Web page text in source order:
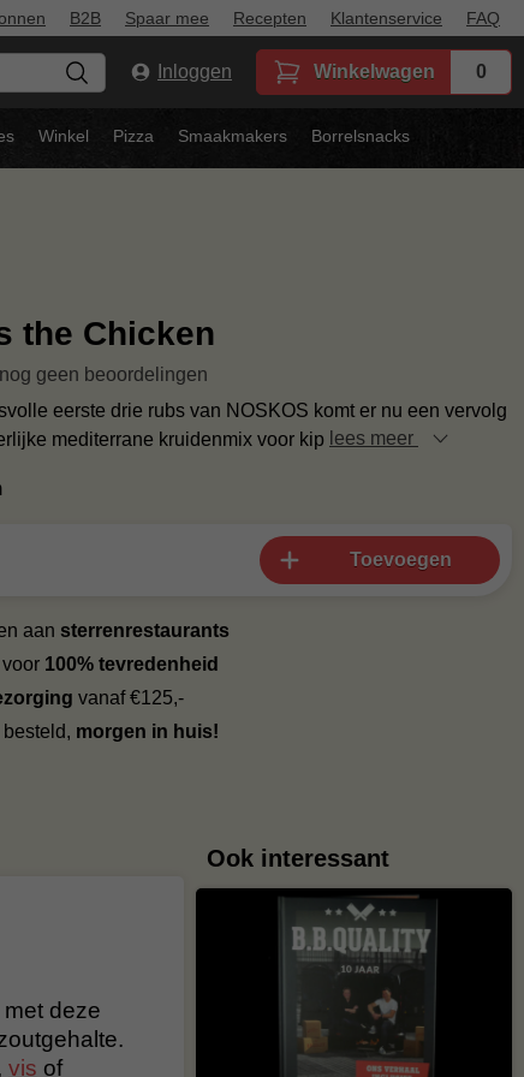
B2B Spaar mee Recepten Klantenservice FAQ
Inloggen Winkelwagen 0
Winkel Pizza Smaakmakers Borrelsnacks
the Chicken
nog geen beoordelingen
eerste drie rubs van NOSKOS komt er nu een vervolg
mediterrane kruidenmix voor kip lees meer
Toevoegen
aan sterrenrestaurants
100% tevredenheid
vanaf €125,-
morgen in huis!
deze
vis of
Ook interessant